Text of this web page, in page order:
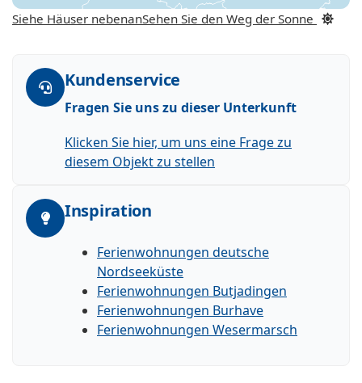
Siehe Häuser nebenanSehen Sie den Weg der Sonne
Kundenservice
Fragen Sie uns zu dieser Unterkunft
Klicken Sie hier, um uns eine Frage zu
diesem Objekt zu stellen
Inspiration
Ferienwohnungen deutsche
Nordseeküste
Ferienwohnungen Butjadingen
Ferienwohnungen Burhave
Ferienwohnungen Wesermarsch